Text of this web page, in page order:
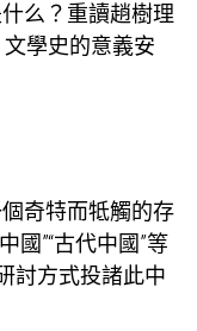
么？重讀趙樹理
學史的意義安
奇特而牴觸的存
國”“古代中國”等
討方式投諸此中